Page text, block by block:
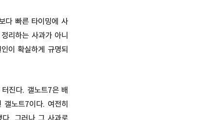
다 빠른 타이밍에 사
리하는 사과가 아니
이 확실하게 규명되
진다. 갤노트7은 배
노트7이다. 여전히
. 그러나 그 사과로